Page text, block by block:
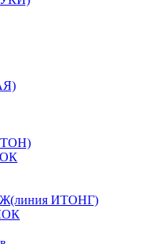
ИТОНГ)